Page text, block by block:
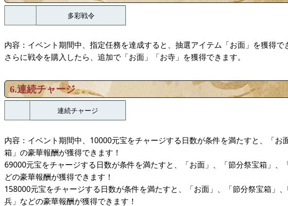
多彩戦令
内容：イベント期間中、指定任務を達成すると、抽選アイテム「お面」を獲得で
さらに戦令を購入したら、追加で「お面」「お寺」を獲得できます。
6.連続チャージ
連続チャージ
内容：イベント期間中、10000元宝をチャージする日数が条件を満たすと、「お
箱」の豪華報酬が獲得できます！
69000元宝をチャージする日数が条件を満たすと、「お面」、「節分祭宝箱」、
どの豪華報酬が獲得できます！
158000元宝をチャージする日数が条件を満たすと、「お面」、「節分祭宝箱」
兵」などの豪華報酬が獲得できます！